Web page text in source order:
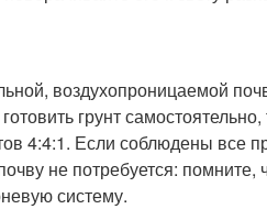
воздухопроницаемой
грунт
4:4:1. Если соблюдены все
не потребуется: помните,
систему.